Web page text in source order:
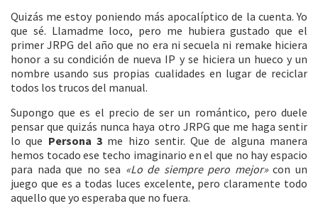
Quizás me estoy poniendo más apocalíptico de la cuenta. Yo
que sé. Llamadme loco, pero me hubiera gustado que el
primer JRPG del año que no era ni secuela ni remake hiciera
honor a su condición de nueva IP y se hiciera un hueco y un
nombre usando sus propias cualidades en lugar de reciclar
todos los trucos del manual.
Supongo que es el precio de ser un romántico, pero duele
pensar que quizás nunca haya otro JRPG que me haga sentir
lo que Persona 3me hizo sentir. Que de alguna manera
hemos tocado ese techo imaginario en el que no hay espacio
para nada que no sea «Lo de siempre pero mejor»con un
juego que es a todas luces excelente, pero claramente todo
aquello que yo esperaba que no fuera.